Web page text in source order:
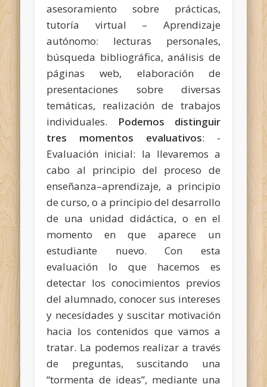
asesoramiento sobre prácticas,
tutoría virtual – Aprendizaje
autónomo: lecturas personales,
búsqueda bibliográfica, análisis de
páginas web, elaboración de
presentaciones sobre diversas
temáticas, realización de trabajos
individuales.
Podemos distinguir
tres momentos evaluativos: -
Evaluación inicial: la llevaremos a
cabo al principio del proceso de
enseñanza–aprendizaje, a principio
de curso, o a principio del desarrollo
de una unidad didáctica, o en el
momento en que aparece un
estudiante nuevo. Con esta
evaluación lo que hacemos es
detectar los conocimientos previos
del alumnado, conocer sus intereses
y necesidades y suscitar motivación
hacia los contenidos que vamos a
tratar. La podemos realizar a través
de preguntas, suscitando una
“tormenta de ideas”, mediante una